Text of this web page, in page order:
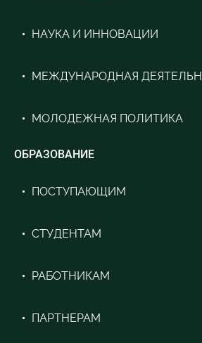
НАУКА И ИННОВАЦИИ
МЕЖДУНАРОДНАЯ
МОЛОДЕЖНАЯ ПОЛИТИКА
ОБРАЗОВАНИЕ
ПОСТУПАЮЩИМ
СТУДЕНТАМ
РАБОТНИКАМ
ПАРТНЕРАМ